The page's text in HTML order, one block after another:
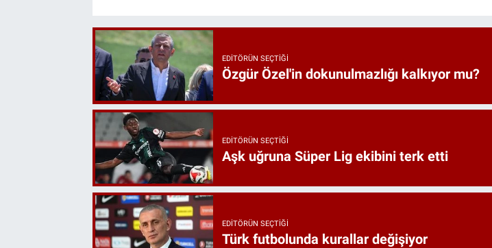
EDITÖRÜN SEÇTIĞI
Özgür Özel'in dokunulmazlığı kalkıyor mu?
EDITÖRÜN SEÇTIĞI
Aşk uğruna Süper Lig ekibini terk etti
EDITÖRÜN SEÇTIĞI
Türk futbolunda kurallar değişiyor